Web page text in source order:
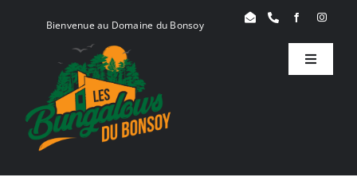
Bienvenue au Domaine du Bonsoy
Toggle
Birdy
Woody